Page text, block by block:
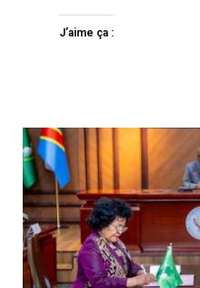
J’aime ça :